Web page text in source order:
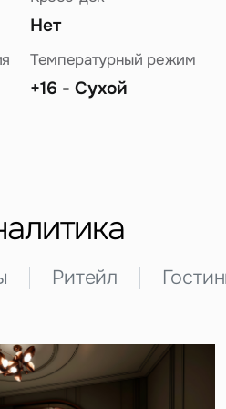
Нет
Температурный режим
+16 - Сухой
Ритейл
вопрос